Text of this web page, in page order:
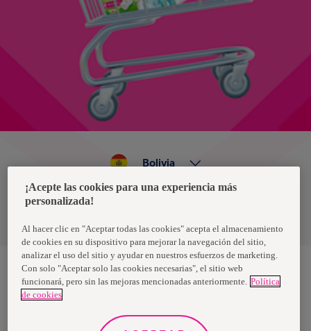
Política de privacidad de datos
Bolivia
Nosotras, una marca de Essity - una compañía global líder en
higiene y salud. Cada día, mil millones de personas, en todo el
propósito es romper barreras por el bienestar en beneficio de
¡Acepte las cookies para una experiencia más
personalizada!
Al hacer clic en "Aceptar todas las cookies" acepta el almacenamiento
de cookies en su dispositivo para mejorar la navegación del sitio,
analizar el uso del sitio y ayudar en nuestros esfuerzos de marketing.
Con solo "Aceptar solo las cookies necesarias", el sitio web
funcionará, pero sin las mejoras mencionadas anteriormente. Política
de cookies